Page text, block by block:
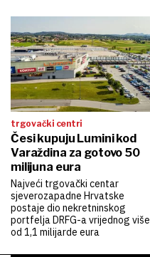
trgovački centri
Česi kupuju Lumini kod
Varaždina za gotovo 50
milijuna eura
Najveći trgovački centar
sjeverozapadne Hrvatske
postaje dio nekretninskog
portfelja DRFG-a vrijednog više
od 1,1 milijarde eura